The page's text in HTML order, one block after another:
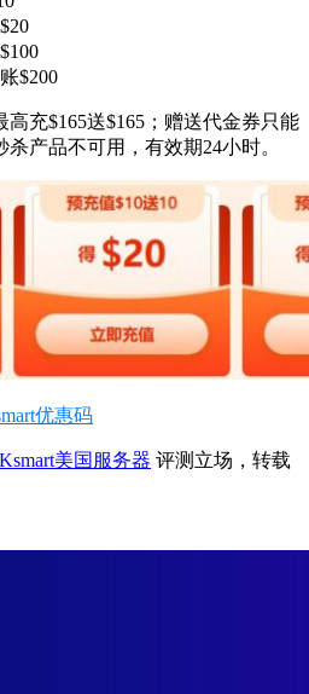
$200
充$165送$165；赠送代金券只能
产品不可用，有效期24小时。
优惠码
美国服务器 评测立场，转载